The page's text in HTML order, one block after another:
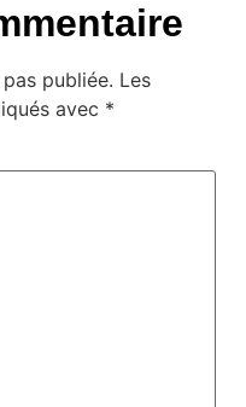
publiée. Les
avec *